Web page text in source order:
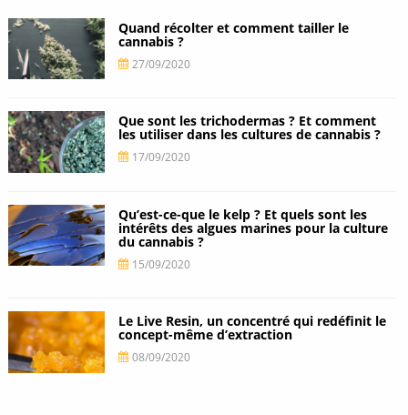
Quand récolter et comment tailler le
cannabis ?
27/09/2020
Que sont les trichodermas ? Et comment
les utiliser dans les cultures de cannabis ?
17/09/2020
Qu’est-ce-que le kelp ? Et quels sont les
intérêts des algues marines pour la culture
du cannabis ?
15/09/2020
Le Live Resin, un concentré qui redéfinit le
concept-même d’extraction
08/09/2020